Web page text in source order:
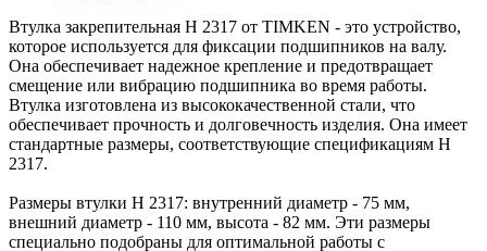
Втулка закрепительная H 2317 от TIMKEN - это устройство,
которое используется для фиксации подшипников на валу.
Она обеспечивает надежное крепление и предотвращает
смещение или вибрацию подшипника во время работы.
Втулка изготовлена из высококачественной стали, что
обеспечивает прочность и долговечность изделия. Она имеет
стандартные размеры, соответствующие спецификациям H
2317.
Размеры втулки H 2317: внутренний диаметр - 75 мм,
внешний диаметр - 110 мм, высота - 82 мм. Эти размеры
специально подобраны для оптимальной работы с